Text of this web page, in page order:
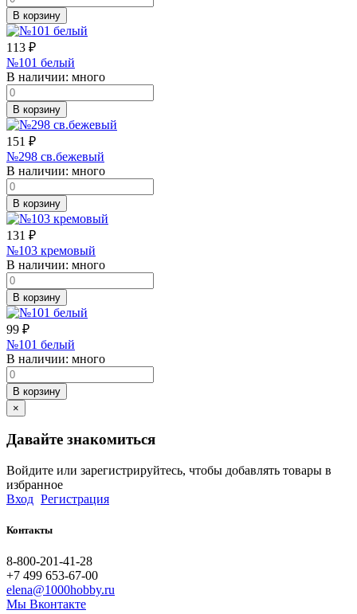
В корзину
113 ₽
№101 белый
В наличии: много
В корзину
151 ₽
№298 св.бежевый
В наличии: много
В корзину
131 ₽
№103 кремовый
В наличии: много
В корзину
99 ₽
№101 белый
В наличии: много
В корзину
×
Давайте знакомиться
Войдите или зарегистрируйтесь, чтобы добавлять товары в
избранное
Вход Регистрация
Контакты
8-800-201-41-28
+7 499 653-67-00
elena@1000hobby.ru
Мы Вконтакте